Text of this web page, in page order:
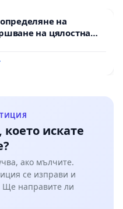
на
на цялостна
път между
искате
ако мълчите.
се изправи и
Ще направите ли